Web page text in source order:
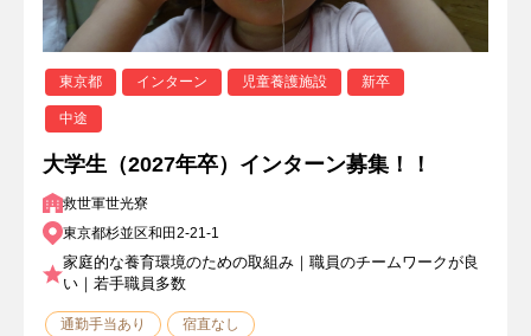
東京都 インターン 児童養護施設 新卒
中途
大学生（2027年卒）インターン募集！！
救世軍世光寮
東京都杉並区和田2-21-1
家庭的な養育環境のための取組み｜職員のチームワークが良
い｜若手職員多数
通勤手当あり 宿直なし